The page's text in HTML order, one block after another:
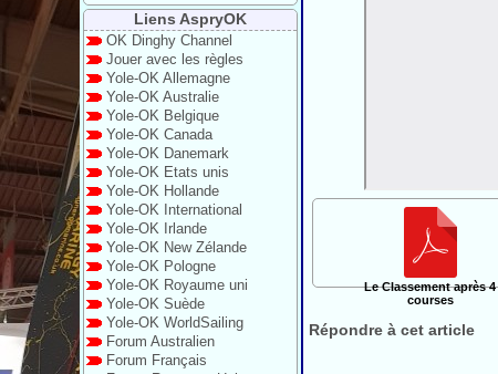
Liens AspryOK
OK Dinghy Channel
Jouer avec les règles
Yole-OK Allemagne
Yole-OK Australie
Yole-OK Belgique
Yole-OK Canada
Yole-OK Danemark
Yole-OK Etats unis
Yole-OK Hollande
Yole-OK International
Yole-OK Irlande
Yole-OK New Zélande
Yole-OK Pologne
Yole-OK Royaume uni
Yole-OK Suède
Yole-OK WorldSailing
Forum Australien
Forum Français
Le Classement après 4
courses
Répondre à cet article